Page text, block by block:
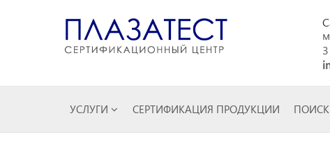
УСЛУГИ СЕРТИФИКАЦИЯ ПРОДУКЦИИ